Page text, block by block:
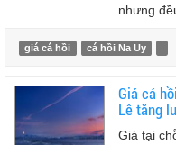
nhưng
giá cá hồi cá hồi Na Uy
Giá cá
Lê tăng
Giá tại